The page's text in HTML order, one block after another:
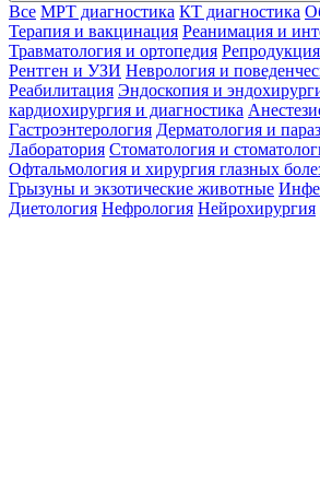
Все МРТ диагностика КТ диагностика
Терапия и вакцинация Реанимация и
Травматология и ортопедия
Рентген и УЗИ Неврология и
Реабилитация Эндоскопия и
кардиохирургия и диагностика
Гастроэнтерология Дерматология и
Лаборатория Стоматология и
Офтальмология и хирургия глазных
Грызуны и экзотические животные
Диетология Нефрология Нейрохирургия